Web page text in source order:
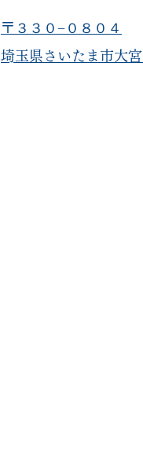
〒３３０−０８０４
埼玉県さいたま市大